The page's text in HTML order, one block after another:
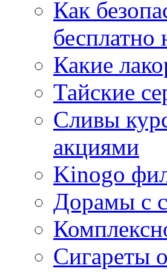
Как
бесплатно
Какие
Тайские
Сливы
акциями
Kinogo
Дорамы с
Сигареты